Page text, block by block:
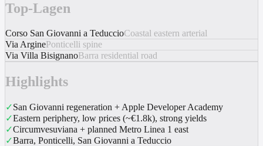
Top-Lagen
Corso San Giovanni a TeduccioCoastal eastern arterial
Via ArginePonticelli spine
Via Villa BisignanoBarra residential road
Highlights
✓San Giovanni regeneration + Apple Developer Academy
✓Eastern periphery, low prices (~€1.8k), strong yields
✓Circumvesuviana + planned Metro Linea 1 east
✓Barra, Ponticelli, San Giovanni a Teduccio